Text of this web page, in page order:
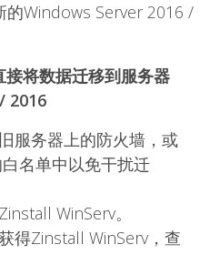
Windows Server 2016 /
将数据迁移到服务器
2016
服务器上的防火墙，或
名单中以免干扰迁
WinServ。
得Zinstall WinServ，查